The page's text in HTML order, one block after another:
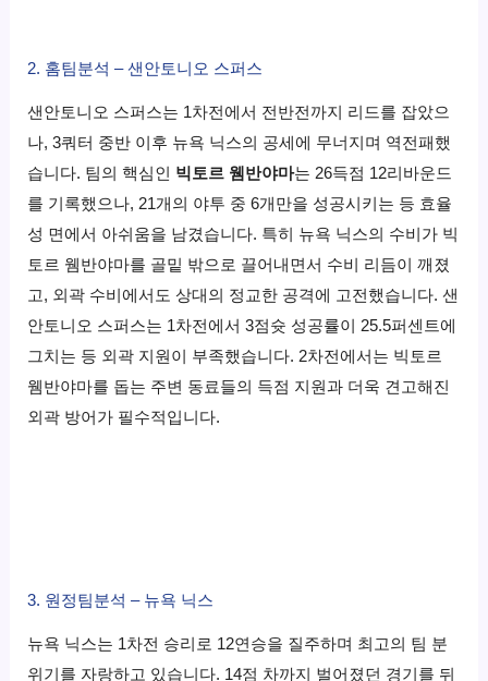
2. 홈팀분석 – 샌안토니오 스퍼스
샌안토니오 스퍼스는 1차전에서 전반전까지 리드를 잡았으
나, 3쿼터 중반 이후 뉴욕 닉스의 공세에 무너지며 역전패했
습니다. 팀의 핵심인 빅토르 웸반야마는 26득점 12리바운드
를 기록했으나, 21개의 야투 중 6개만을 성공시키는 등 효율
성 면에서 아쉬움을 남겼습니다. 특히 뉴욕 닉스의 수비가 빅
토르 웸반야마를 골밑 밖으로 끌어내면서 수비 리듬이 깨졌
고, 외곽 수비에서도 상대의 정교한 공격에 고전했습니다. 샌
안토니오 스퍼스는 1차전에서 3점슛 성공률이 25.5퍼센트에
그치는 등 외곽 지원이 부족했습니다. 2차전에서는 빅토르
웸반야마를 돕는 주변 동료들의 득점 지원과 더욱 견고해진
외곽 방어가 필수적입니다.
3. 원정팀분석 – 뉴욕 닉스
뉴욕 닉스는 1차전 승리로 12연승을 질주하며 최고의 팀 분
위기를 자랑하고 있습니다. 14점 차까지 벌어졌던 경기를 뒤